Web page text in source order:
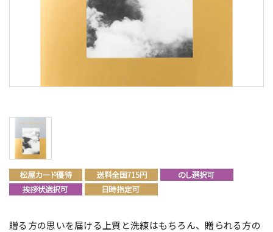
贈る方の思いを届ける上質と洗練はもちろん、贈られる方の